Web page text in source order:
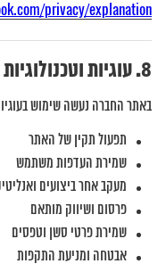
privacy/explanation
עוגיות
באתר החברה נעשה שימוש
תפעול תקין של האתר
שמירת העדפות משתמש
מעקב אחר ביצועים
פרסום ושיווק מותאם
שמירת פרטי סשן וטפסים
אבטחה ומניעת התקפות